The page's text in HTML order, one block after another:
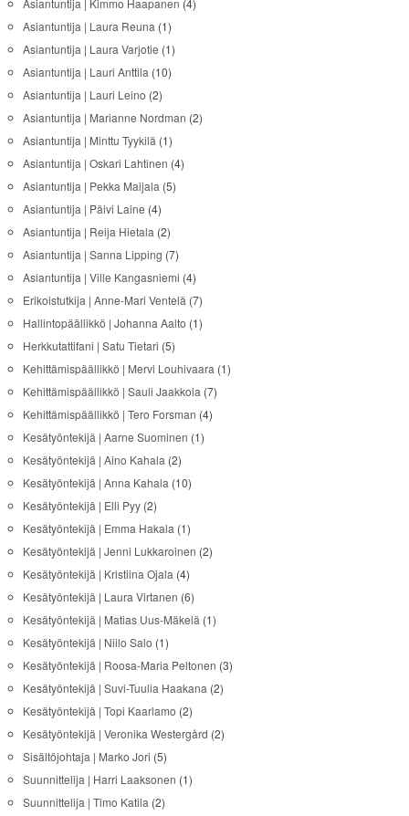
Asiantuntija | Kimmo Haapanen (4)
Asiantuntija | Laura Reuna (1)
Asiantuntija | Laura Varjotie (1)
Asiantuntija | Lauri Anttila (10)
Asiantuntija | Lauri Leino (2)
Asiantuntija | Marianne Nordman (2)
Asiantuntija | Minttu Tyykilä (1)
Asiantuntija | Oskari Lahtinen (4)
Asiantuntija | Pekka Maijala (5)
Asiantuntija | Päivi Laine (4)
Asiantuntija | Reija Hietala (2)
Asiantuntija | Sanna Lipping (7)
Asiantuntija | Ville Kangasniemi (4)
Erikoistutkija | Anne-Mari Ventelä (7)
Hallintopäällikkö | Johanna Aalto (1)
Herkkutattifani | Satu Tietari (5)
Kehittämispäällikkö | Mervi Louhivaara (1)
Kehittämispäällikkö | Sauli Jaakkola (7)
Kehittämispäällikkö | Tero Forsman (4)
Kesätyöntekijä | Aarne Suominen (1)
Kesätyöntekijä | Aino Kahala (2)
Kesätyöntekijä | Anna Kahala (10)
Kesätyöntekijä | Elli Pyy(2)
Kesätyöntekijä | Emma Hakala (1)
Kesätyöntekijä | Jenni Lukkaroinen (2)
Kesätyöntekijä | Kristiina Ojala (4)
Kesätyöntekijä | Laura Virtanen (6)
Kesätyöntekijä | Matias Uus-Mäkelä (1)
Kesätyöntekijä | Niilo Salo (1)
Kesätyöntekijä | Roosa-Maria Peltonen (3)
Kesätyöntekijä | Suvi-Tuulia Haakana (2)
Kesätyöntekijä | Topi Kaarlamo (2)
Kesätyöntekijä | Veronika Westergård (2)
Sisältöjohtaja | Marko Jori (5)
Suunnittelija | Harri Laaksonen (1)
Suunnittelija | Timo Katila (2)